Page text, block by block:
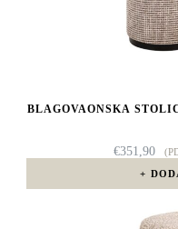
BLAGOVAONSKA
€351,90